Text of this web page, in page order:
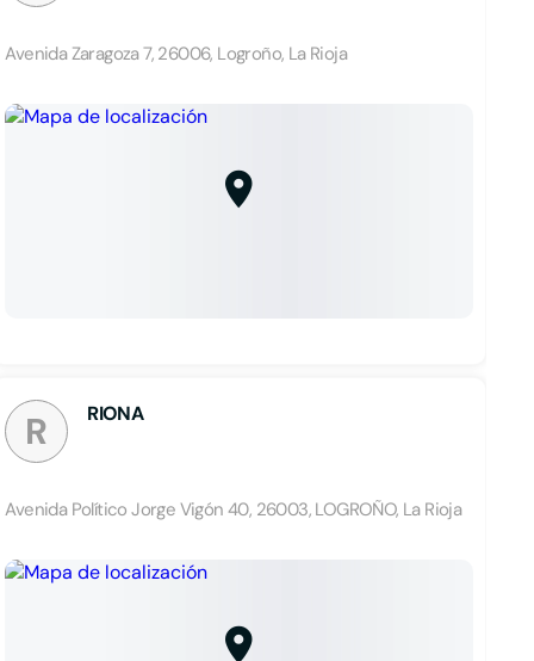
Avenida Zaragoza 7, 26006, Logroño, La Rioja
R RIONA
Avenida Político Jorge Vigón 40, 26003, LOGROÑO, La Rioja